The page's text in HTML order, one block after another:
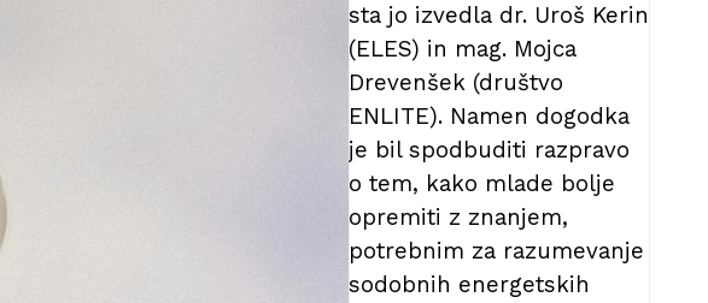
sta jo izvedla dr. Uroš Kerin
(ELES) in mag. Mojca
Drevenšek (društvo
ENLITE). Namen dogodka
je bil spodbuditi razpravo
o tem, kako mlade bolje
opremiti z znanjem,
potrebnim za razumevanje
sodobnih energetskih